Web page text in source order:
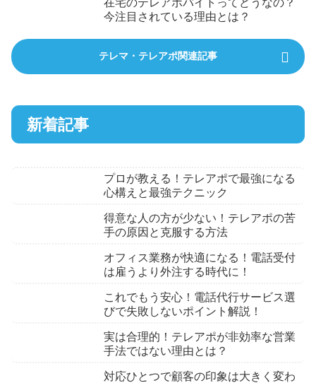
在宅のテレアポバイトってどうなの？
今注目されている理由とは？
テレマ・テレアポ関連記事
新着記事
プロが教える！テレアポで最強になる
心構えと最強テクニック
得意な人の方が少ない！テレアポの苦
手の原因と克服する方法
オフィス業務が快適になる！電話受付
は雇うより外注する時代に！
これでもう安心！電話代行サービス選
びで失敗しないポイント解説！
実は合理的！テレアポが非効率な営業
手法ではない理由とは？
対応ひとつで顧客の印象は大きく変わ